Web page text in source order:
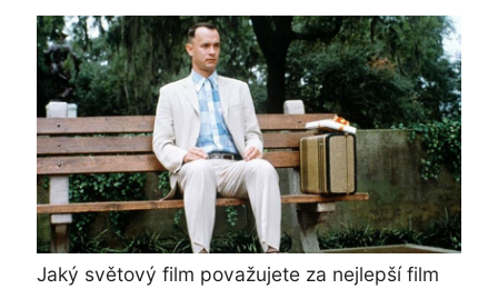
Jaký světový film považujete za nejlepší film